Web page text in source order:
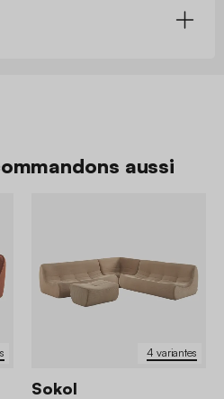
aussi
4 variantes
Sokol